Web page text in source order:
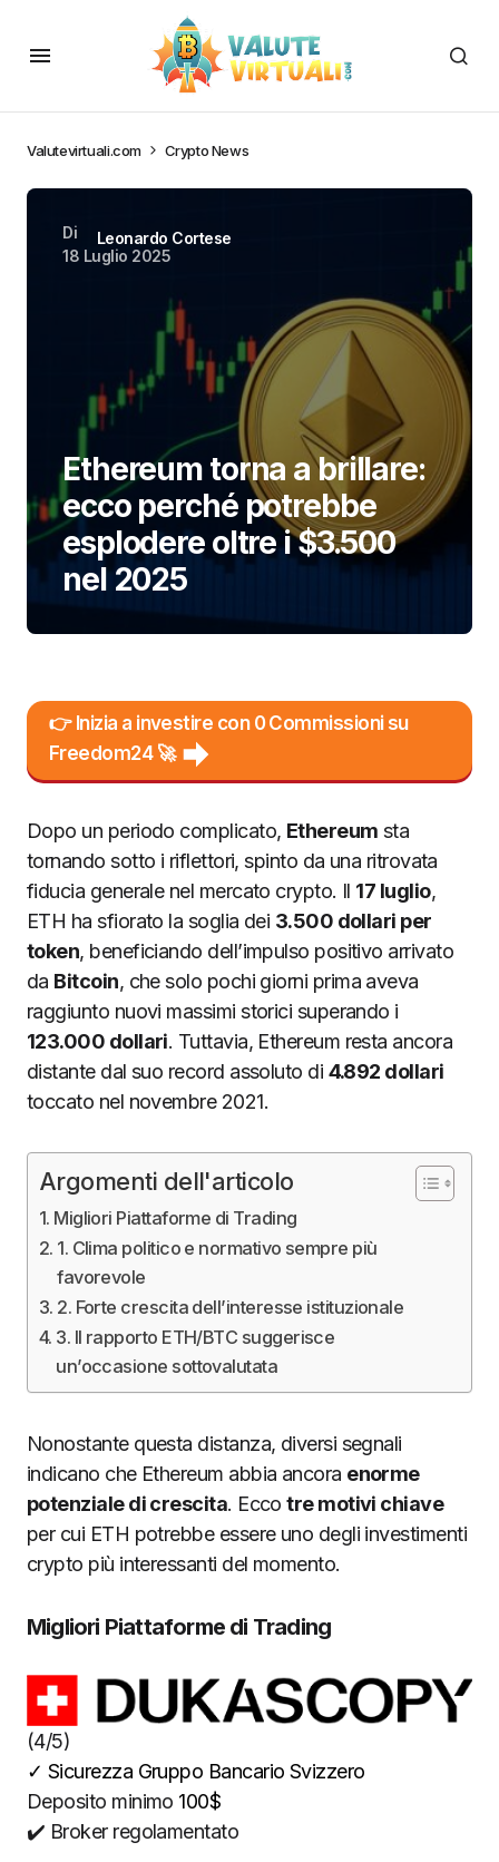
Valutevirtuali.com Crypto News
Di
Leonardo Cortese
18 Luglio 2025
Ethereum torna a brillare:
ecco perché potrebbe
esplodere oltre i $3.500
nel 2025
👉 Inizia a investire con 0 Commissioni su
Freedom24 🚀
Dopo un periodo complicato, Ethereum sta
tornando sotto i riflettori, spinto da una ritrovata
fiducia generale nel mercato crypto. Il 17 luglio,
ETH ha sfiorato la soglia dei 3.500 dollari per
token, beneficiando dell’impulso positivo arrivato
da Bitcoin, che solo pochi giorni prima aveva
raggiunto nuovi massimi storici superando i
123.000 dollari. Tuttavia, Ethereum resta ancora
distante dal suo record assoluto di 4.892 dollari
toccato nel novembre 2021.
Argomenti dell'articolo
Migliori Piattaforme di Trading
1. Clima politico e normativo sempre più
favorevole
2. Forte crescita dell’interesse istituzionale
3. Il rapporto ETH/BTC suggerisce
un’occasione sottovalutata
Nonostante questa distanza, diversi segnali
indicano che Ethereum abbia ancora enorme
potenziale di crescita. Eccotre motivi chiave
per cui ETH potrebbe essere uno degli investimenti
crypto più interessanti del momento.
Migliori Piattaforme di Trading
(4/5)
✓ Sicurezza Gruppo Bancario Svizzero
Deposito minimo 100$
✔️ Broker regolamentato